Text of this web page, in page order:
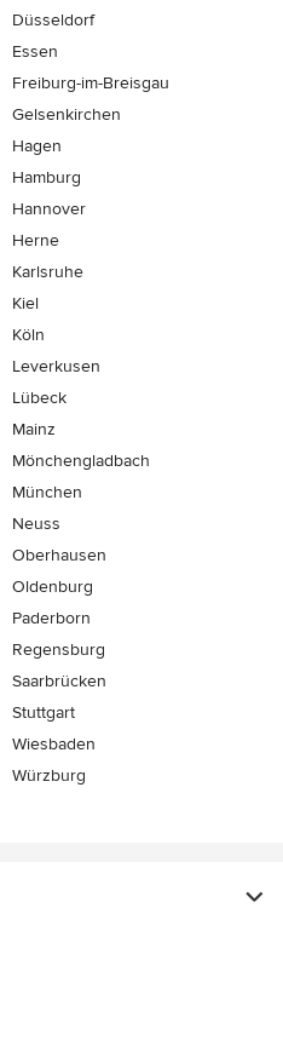
Düsseldorf
Essen
Freiburg-im-Breisgau
Gelsenkirchen
Hagen
Hamburg
Hannover
Herne
Karlsruhe
Kiel
Köln
Leverkusen
Lübeck
Mainz
Mönchen­gladbach
München
Neuss
Oberhausen
Oldenburg
Paderborn
Regensburg
Saarbrücken
Stuttgart
Wiesbaden
Würzburg